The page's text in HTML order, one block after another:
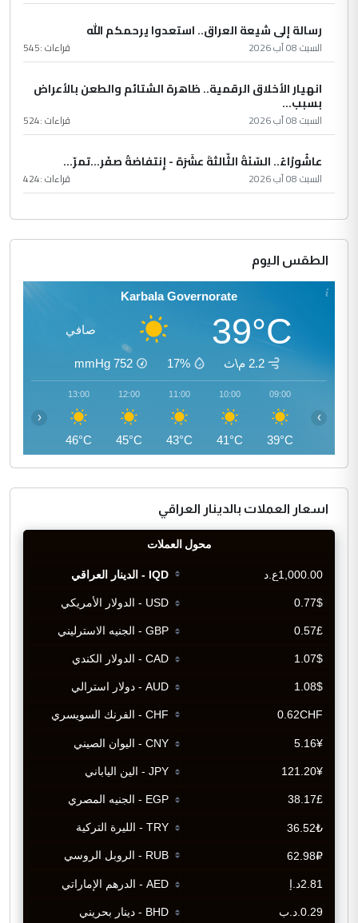
رسالة إلى شيعة العراق.. استعدوا يرحمكم الله
السبت 08 آب 2026 قراءات :545
انهيار الأخلاق الرقمية.. ظاهرة الشتائم والطعن بالأعراض
بسبب...
السبت 08 آب 2026 قراءات :524
عاشُورْاءُ.. السّنَةُ الثّالثةَ عشَرَة - إِنتفاضةُ صفَر…تمرّ...
السبت 08 آب 2026 قراءات :424
الطقس اليوم
Karbala Governorate
39°C صافي
2.2 م\ث 17%
752
mmHg
09:00
39°C
10:00
41°C
11:00
43°C
12:00
45°C
13:00
46°C
‹ ›
اسعار العملات بالدينار العراقي